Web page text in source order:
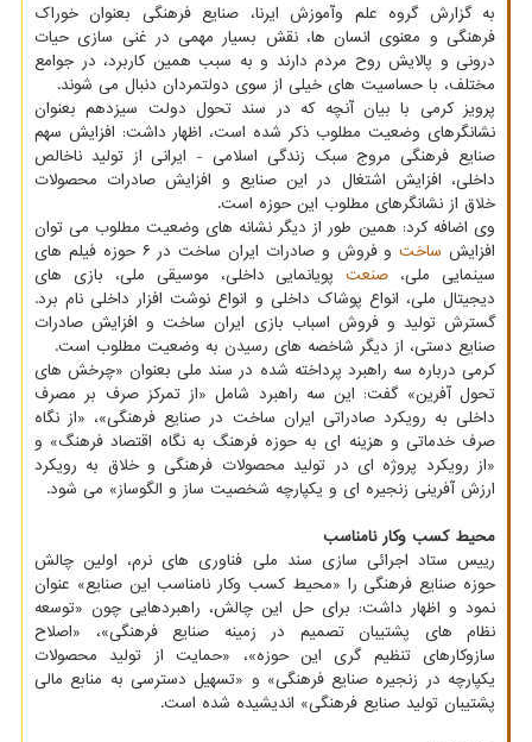
به گزارش گروه علم وآموزش ایرنا، صنایع فرهنگی بعنوان خوراک
فرهنگی و معنوی انسان ها، نقش بسیار مهمی در غنی سازی حیات
درونی و پالایش روح مردم دارند و به سبب همین کاربرد، در جوامع
مختلف، با حساسیت های خیلی از سوی دولتمردان دنبال می شوند.
پرویز کرمی با بیان آنچه که در سند تحول دولت سیزدهم بعنوان
نشانگرهای وضعیت مطلوب ذکر شده است، اظهار داشت: افزایش سهم
صنایع فرهنگی مروج سبک زندگی اسلامی - ایرانی از تولید ناخالص
داخلی، افزایش اشتغال در این صنایع و افزایش صادرات محصولات
خلاق از نشانگرهای مطلوب این حوزه است.
وی اضافه کرد: همین طور از دیگر نشانه های وضعیت مطلوب می توان
افزایش ساخت
و فروش و صادرات ایران ساخت در ۶ حوزه فیلم های
سینمایی ملی، صنعتپویانمایی داخلی، موسیقی ملی، بازی های
دیجیتال ملی، انواع پوشاک داخلی و انواع نوشت افزار داخلی نام برد.
گسترش تولید و فروش اسباب بازی ایران ساخت و افزایش صادرات
صنایع دستی، از دیگر شاخصه های رسیدن به وضعیت مطلوب است.
کرمی درباره سه راهبرد پرداخته شده در سند ملی بعنوان «چرخش های
تحول آفرین» گفت: این سه راهبرد شامل «از تمرکز صرف بر مصرف
داخلی به رویکرد صادراتی ایران ساخت در صنایع فرهنگی»، «از نگاه
صرف خدماتی و هزینه ای به حوزه فرهنگ به نگاه اقتصاد فرهنگ» و
«از رویکرد پروژه ای در تولید محصولات فرهنگی و خلاق به رویکرد
ارزش آفرینی زنجیره ای و یکپارچه شخصیت ساز و الگوساز» می شود.
محیط کسب وکار نامناسب
رییس ستاد اجرائی سازی سند ملی فناوری های نرم، اولین چالش
حوزه صنایع فرهنگی را «محیط کسب وکار نامناسب این صنایع» عنوان
نمود و اظهار داشت: برای حل این چالش، راهبردهایی چون «توسعه
نظام های پشتیبان تصمیم در زمینه صنایع فرهنگی»، «اصلاح
سازوکارهای تنظیم گری این حوزه»، «حمایت از تولید محصولات
یکپارچه در زنجیره صنایع فرهنگی» و «تسهیل دسترسی به منابع مالی
پشتیبان تولید صنایع فرهنگی» اندیشیده شده است.